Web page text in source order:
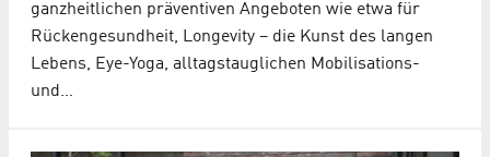
ganzheitlichen präventiven Angeboten wie etwa für
Rückengesundheit, Longevity – die Kunst des langen
Lebens, Eye-Yoga, alltagstauglichen Mobilisations-
und…